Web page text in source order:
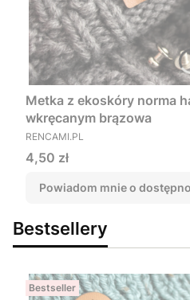
Metka z ekoskóry norma
wkręcanym brązowa
PRODUCENT
RENCAMI.PL
Cena
4,50 zł
Powiadom mnie o
Bestsellery
Bestseller